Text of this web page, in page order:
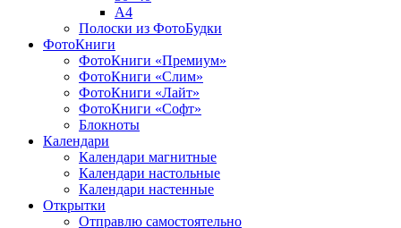
A4
Полоски из ФотоБудки
ФотоКниги
ФотоКниги «Премиум»
ФотоКниги «Слим»
ФотоКниги «Лайт»
ФотоКниги «Софт»
Блокноты
Календари
Календари магнитные
Календари настольные
Календари настенные
Открытки
Отправлю самостоятельно